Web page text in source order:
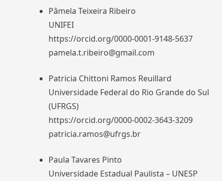
Pâmela Teixeira Ribeiro
UNIFEI
https://orcid.org/0000-0001-9148-5637
pamela.t.ribeiro@gmail.com
Patricia Chittoni Ramos Reuillard
Universidade Federal do Rio Grande do Sul
(UFRGS)
https://orcid.org/0000-0002-3643-3209
patricia.ramos@ufrgs.br
Paula Tavares Pinto
Universidade Estadual Paulista – UNESP